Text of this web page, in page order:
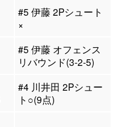
#5 伊藤 2Pシュート
×
#5 伊藤 オフェンス
リバウンド(3-2-5)
#4 川井田 2Pシュー
ト○(9点)